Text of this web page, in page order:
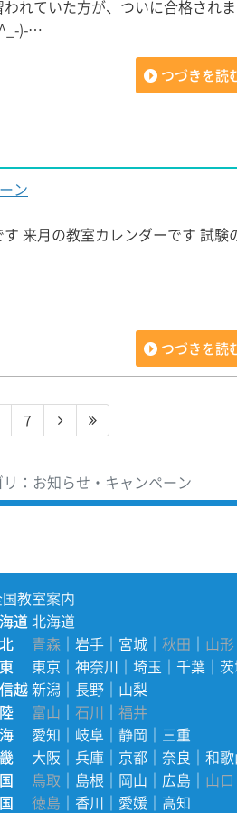
れていた方が、ついに合格され
)-…
つづきを読
ン
来月の教室カレンダーです 試験
つづきを読
7
リ：お知らせ・キャンペーン
教室案内
道 北海道
青森 ｜岩手 ｜ 宮城 ｜秋田 ｜ 山形
東京 ｜神奈川 ｜埼玉 ｜千葉 ｜
越新潟 ｜ 長野 ｜ 山梨
富山 ｜石川 ｜福井
愛知 ｜ 岐阜 ｜静岡 ｜ 三重
大阪 ｜ 兵庫 ｜ 京都 ｜奈良 ｜和
鳥取 ｜ 島根 ｜ 岡山 ｜ 広島 ｜ 山口
徳島 ｜ 香川 ｜ 愛媛 ｜ 高知